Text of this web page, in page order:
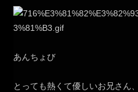
あんちょび
とっても熱くて優しいお兄さん